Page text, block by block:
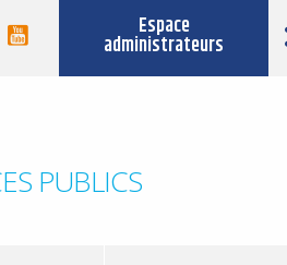
Espace
administrateurs
PUBLICS